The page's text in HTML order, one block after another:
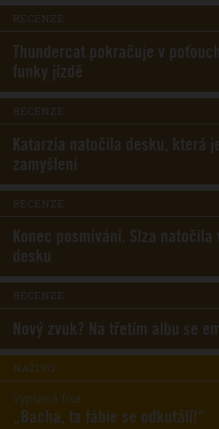
RECENZE
Thundercat pokračuje v
funky jízdě
RECENZE
Katarzia natočila desku, která
zamyšlení
RECENZE
Konec posmívání. Slza
desku
RECENZE
Nový zvuk? Na třetím albu se
NAŽIVO
Vypsaná fixa
„Bacha, ta fábie se odkutálí!“